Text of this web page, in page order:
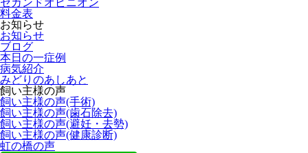
セカンドオピニオン
料金表
お知らせ
お知らせ
ブログ
本日の一症例
病気紹介
みどりのあしあと
飼い主様の声
飼い主様の声(手術)
飼い主様の声(歯石除去)
飼い主様の声(避妊・去勢)
飼い主様の声(健康診断)
虹の橋の声